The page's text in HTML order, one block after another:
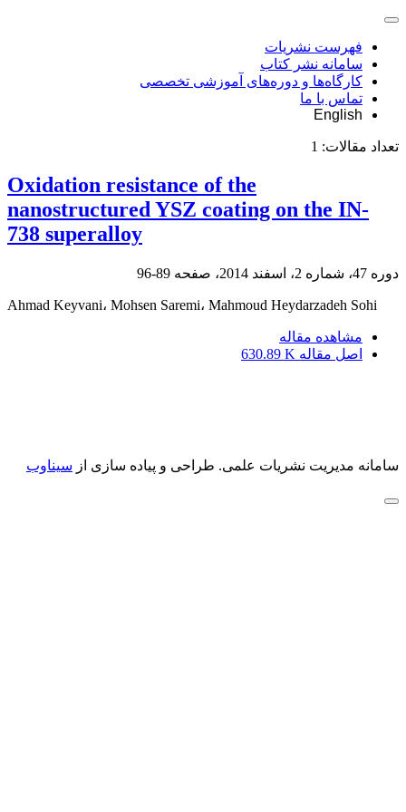
فهرست نشریات
سامانه نشر کتاب
کارگاه‌ها و دوره‌های آموزشی تخصصی
تماس با ما
English
تعداد مقالات: 1
Oxidation resistance of the
nanostructured YSZ coating on the IN-
738 superalloy
دوره 47، شماره 2، اسفند 2014، صفحه 89-96
Ahmad Keyvani، Mohsen Saremi، Mahmoud Heydarzadeh Sohi
مشاهده مقاله
اصل مقاله 630.89 K
سامانه مدیریت نشریات علمی. طراحی و پیاده سازی از سیناوب